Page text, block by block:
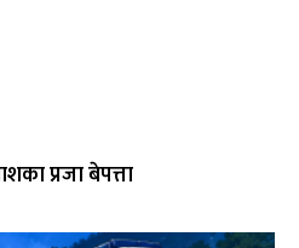
प्रजा बेपत्ता